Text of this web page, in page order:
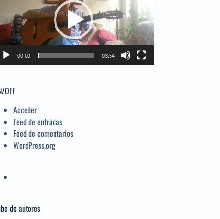
volumen.
00:00 03:54
OFF
Acceder
Feed de entradas
Feed de comentarios
WordPress.org
de autores